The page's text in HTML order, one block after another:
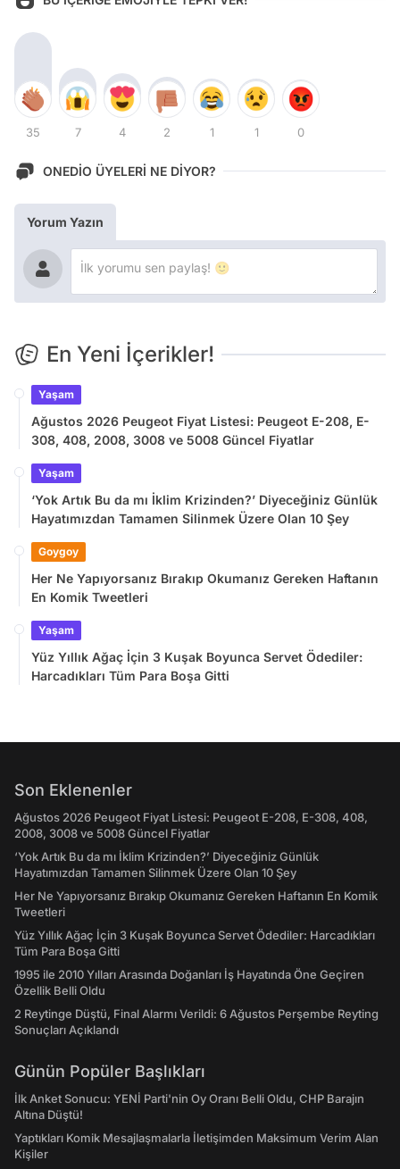
35 7 4 2 1 1 0
ONEDİO ÜYELERİ NE DİYOR?
Yorum Yazın
En Yeni İçerikler!
Yaşam
Ağustos 2026 Peugeot Fiyat Listesi: Peugeot E-208, E-
308, 408, 2008, 3008 ve 5008 Güncel Fiyatlar
Yaşam
‘Yok Artık Bu da mı İklim Krizinden?’ Diyeceğiniz Günlük
Hayatımızdan Tamamen Silinmek Üzere Olan 10 Şey
Goygoy
Her Ne Yapıyorsanız Bırakıp Okumanız Gereken Haftanın
En Komik Tweetleri
Yaşam
Yüz Yıllık Ağaç İçin 3 Kuşak Boyunca Servet Ödediler:
Harcadıkları Tüm Para Boşa Gitti
Son Eklenenler
Ağustos 2026 Peugeot Fiyat Listesi: Peugeot E-208, E-308, 408,
2008, 3008 ve 5008 Güncel Fiyatlar
‘Yok Artık Bu da mı İklim Krizinden?’ Diyeceğiniz Günlük
Hayatımızdan Tamamen Silinmek Üzere Olan 10 Şey
Her Ne Yapıyorsanız Bırakıp Okumanız Gereken Haftanın En Komik
Tweetleri
Yüz Yıllık Ağaç İçin 3 Kuşak Boyunca Servet Ödediler: Harcadıkları
Tüm Para Boşa Gitti
1995 ile 2010 Yılları Arasında Doğanları İş Hayatında Öne Geçiren
Özellik Belli Oldu
2 Reytinge Düştü, Final Alarmı Verildi: 6 Ağustos Perşembe Reyting
Sonuçları Açıklandı
Günün Popüler Başlıkları
İlk Anket Sonucu: YENİ Parti'nin Oy Oranı Belli Oldu, CHP Barajın
Altına Düştü!
Yaptıkları Komik Mesajlaşmalarla İletişimden Maksimum Verim Alan
Kişiler